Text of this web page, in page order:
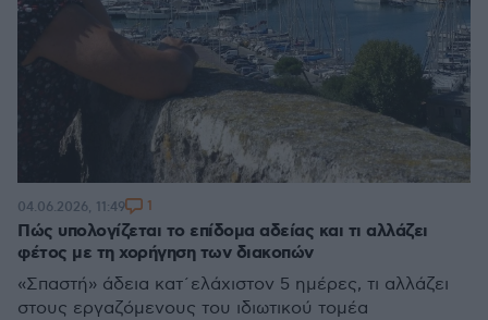
Πώς υπολογίζεται το επίδομα αδείας και τι αλλάζει
φέτος με τη χορήγηση των διακοπών
«Σπαστή» άδεια κατ΄ελάχιστον 5 ημέρες, τι αλλάζει
στους εργαζόμενους του ιδιωτικού τομέα
04.06.2026, 11:49 1